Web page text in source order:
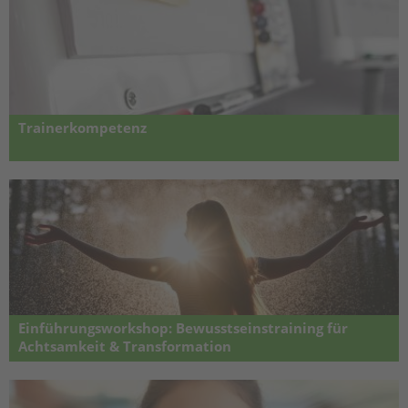
Trainerkompetenz
Workshops, Seminare und Übungen
Einführungsworkshop: Bewusstseinstraining für
Achtsamkeit & Transformation